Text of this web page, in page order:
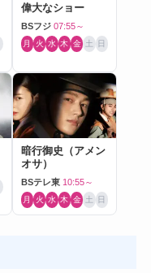
偉大なショー
BSフジ 07:55～
月 火 水 木 金 土 日
暗行御史（アメン
オサ）
BSテレ東 10:55～
月 火 水 木 金 土 日